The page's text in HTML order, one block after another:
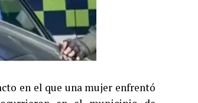
en el que una mujer enfrentó